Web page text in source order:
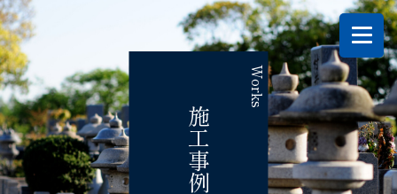
Works
施工事例